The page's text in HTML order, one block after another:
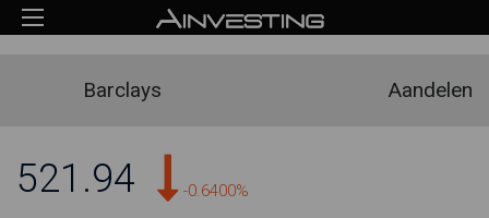
Barclays Aandelen
521.94 -0.6400%